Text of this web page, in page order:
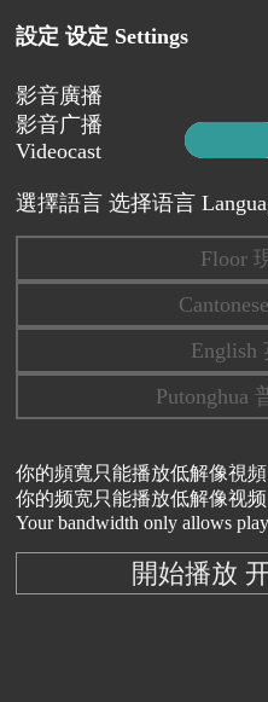
設定 设定 Settings
影音廣播
影音广播
Videocast
選擇語言 选择语言
Floor
English
Putonghua
你的頻寬只能播放低解像視頻
你的频宽只能播放低解像视频
Your bandwidth only allows
開始播放